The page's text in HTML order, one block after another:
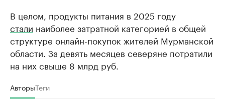
В целом, продукты питания в 2025 году
стали наиболее затратной категорией в общей
структуре онлайн-покупок жителей Мурманской
области. За девять месяцев северяне потратили
на них свыше 8 млрд руб.
АвторыТеги